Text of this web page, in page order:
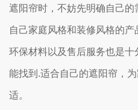
遮阳帘时，不妨先明确自己
自己家庭风格和装修风格的产
环保材料以及售后服务也是
能找到.适合自己的遮阳帘，
适。